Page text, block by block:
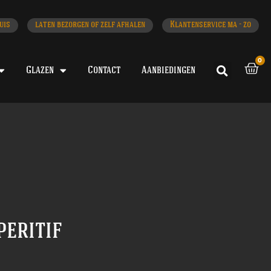
laten bezorgen of zelf afhalen Klantenservice ma - zo
Glazen Contact Aanbiedingen
0